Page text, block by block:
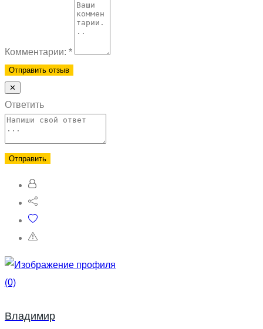
Комментарии: *
✕
Ответить
(0)
Владимир